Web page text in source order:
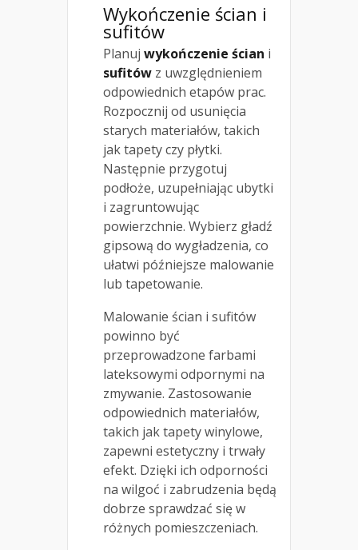
Wykończenie ścian i
sufitów
Planuj wykończenie ścian i
sufitów z uwzględnieniem
odpowiednich etapów prac.
Rozpocznij od usunięcia
starych materiałów, takich
jak tapety czy płytki.
Następnie przygotuj
podłoże, uzupełniając ubytki
i zagruntowując
powierzchnie. Wybierz gładź
gipsową do wygładzenia, co
ułatwi późniejsze malowanie
lub tapetowanie.
Malowanie ścian i sufitów
powinno być
przeprowadzone farbami
lateksowymi odpornymi na
zmywanie. Zastosowanie
odpowiednich materiałów,
takich jak tapety winylowe,
zapewni estetyczny i trwały
efekt. Dzięki ich odporności
na wilgoć i zabrudzenia będą
dobrze sprawdzać się w
różnych pomieszczeniach.